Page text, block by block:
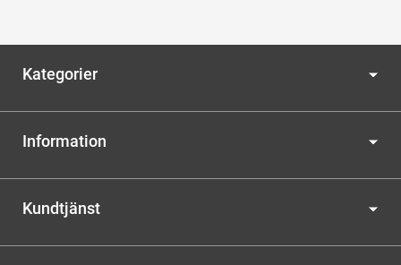
Kategorier
Information
Kundtjänst